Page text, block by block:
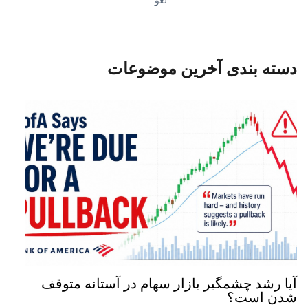
دسته بندی آخرین موضوعات
آیا رشد چشمگیر بازار سهام در آستانه متوقف
شدن است؟
ایجاد لینک